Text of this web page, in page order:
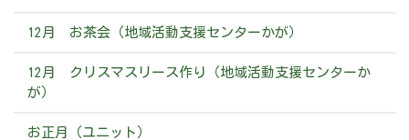
12月 お茶会（地域活動支援センターかが）
12月 クリスマスリース作り（地域活動支援センターか
が）
お正月（ユニット）